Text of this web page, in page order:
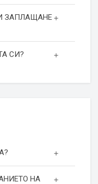
ЗАПЛАЩАНЕ
СИ?
НА